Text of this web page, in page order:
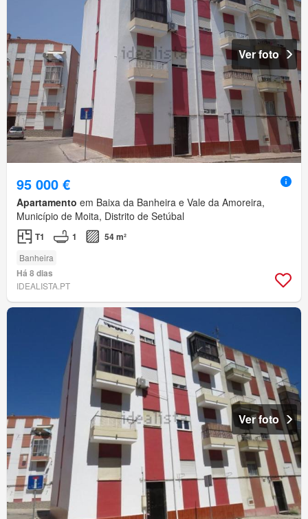
Ver foto
95 000 €
Apartamento em Baixa da Banheira e Vale da Amoreira,
Município de Moita, Distrito de Setúbal
T1 1 54 m²
Banheira
Há 8 dias
IDEALISTA.PT
Ver foto